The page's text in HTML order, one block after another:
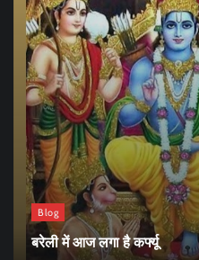
Blog
बरेली में आज लगा है कर्फ्यू